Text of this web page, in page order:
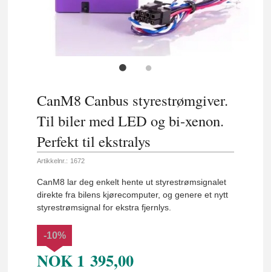
CanM8 Canbus styrestrømgiver.
Til biler med LED og bi-xenon.
Perfekt til ekstralys
Artikkelnr.: 1672
CanM8 lar deg enkelt hente ut styrestrømsignalet
direkte fra bilens kjørecomputer, og genere et nytt
styrestrømsignal for ekstra fjernlys.
NOK 1 395,00
-10%